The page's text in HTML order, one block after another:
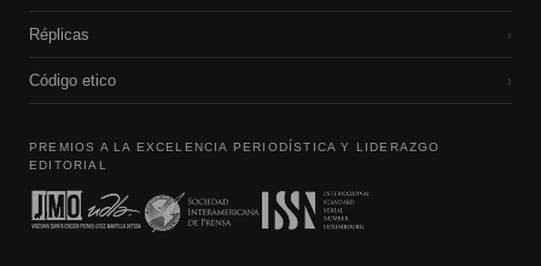
Réplicas ›
Código etico ›
PREMIOS A LA EXCELENCIA PERIODÍSTICA Y LIDERAZGO
EDITORIAL